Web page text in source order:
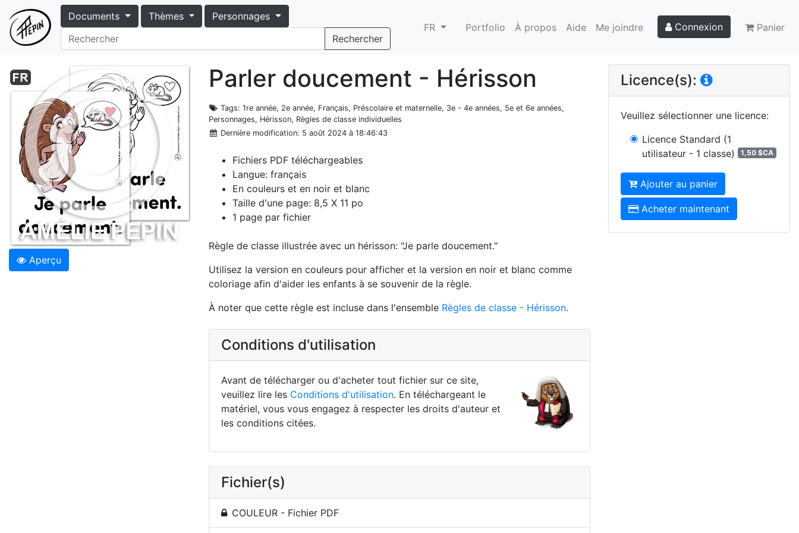
Documents Thèmes
Personnages
Rechercher
FR Portfolio À propos Aide Me joindre Connexion Panier
Aperçu
Parler doucement - Hérisson
Tags: 1re année, 2e année, Français, Préscolaire et maternelle, 3e - 4e années, 5e et 6e années,
Personnages, Hérisson, Règles de classe individuelles
Dernière modification: 5 août 2024 à 18:46:43
Fichiers PDF téléchargeables
Langue: français
En couleurs et en noir et blanc
Taille d'une page: 8,5 X 11 po
1 page par fichier
Règle de classe illustrée avec un hérisson: "Je parle doucement."
Utilisez la version en couleurs pour afficher et la version en noir et blanc comme
coloriage afin d'aider les enfants à se souvenir de la règle.
À noter que cette règle est incluse dans l'ensemble Règles de classe - Hérisson.
Conditions d'utilisation
Avant de télécharger ou d'acheter tout fichier sur ce site,
veuillez lire les Conditions d'utilisation. En téléchargeant le
matériel, vous vous engagez à respecter les droits d'auteur et
les conditions citées.
Fichier(s)
COULEUR - Fichier PDF
Licence(s):
Veuillez sélectionner une licence:
Licence Standard (1
utilisateur - 1 classe)
1,50 $CA
Ajouter au panier
Acheter maintenant